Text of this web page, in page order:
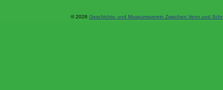
© 2026 Geschichts- und Museumsverein Zwischen Venn und